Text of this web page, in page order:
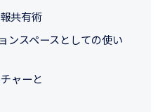
共有術
ンスペースとしての使い
ャーと